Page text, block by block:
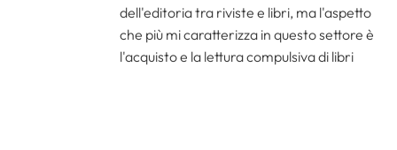
dell'editoria tra riviste e libri, ma l'aspetto
che più mi caratterizza in questo settore è
l'acquisto e la lettura compulsiva di libri